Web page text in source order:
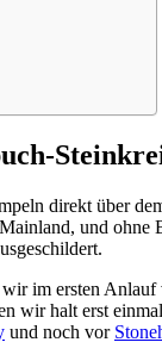
direkt über
und ohne
im ersten
wir halt erst
und noch vor